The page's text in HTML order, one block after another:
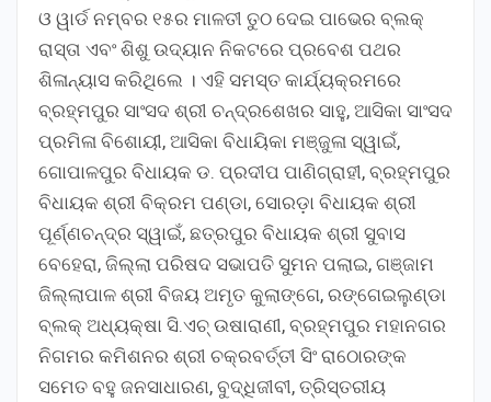
ଓ ୱାର୍ଡ ନମ୍ବର ୧୫ର ମାଳତୀ ତୁଠ ଦେଇ ପାଭେର ବ୍ଲକ୍‌
ରାସ୍ତା ଏବଂ ଶିଶୁ ଉଦ୍ୟାନ ନିକଟରେ ପ୍ରବେଶ ପଥର
ଶିଳାନ୍ୟାସ କରିଥିଲେ । ଏହି ସମସ୍ତ କାର୍ଯ୍ୟକ୍ରମରେ
ବ୍ରହ୍ମପୁର ସାଂସଦ ଶ୍ରୀ ଚନ୍ଦ୍ରଶେଖର ସାହୁ, ଆସିକା ସାଂସଦ
ପ୍ରମିଳା ବିଶୋୟୀ, ଆସିକା ବିଧାୟିକା ମଞ୍ଜୁଳା ସ୍ୱାଇଁ,
ଗୋପାଳପୁର ବିଧାୟକ ଡ. ପ୍ରଦୀପ ପାଣିଗ୍ରାହୀ, ବ୍ରହ୍ମପୁର
ବିଧାୟକ ଶ୍ରୀ ବିକ୍ରମ ପଣ୍ଡା, ସୋରଡ଼ା ବିଧାୟକ ଶ୍ରୀ
ପୂର୍ଣ୍ଣଚନ୍ଦ୍ର ସ୍ୱାଇଁ, ଛତ୍ରପୁର ବିଧାୟକ ଶ୍ରୀ ସୁବାସ
ବେହେରା, ଜିଲ୍ଲା ପରିଷଦ ସଭାପତି ସୁମନ ପଲାଇ, ଗଞ୍ଜାମ
ଜିଲ୍ଲାପାଳ ଶ୍ରୀ ବିଜୟ ଅମୃତ କୁଲାଙ୍ଗେ, ରଙ୍ଗେଇଲୁଣ୍ଡା
ବ୍ଲକ୍‌ ଅଧ୍ୟକ୍ଷା ସି.ଏଚ୍‌ ଉଷାରାଣୀ, ବ୍ରହ୍ମପୁର ମହାନଗର
ନିଗମର କମିଶନର ଶ୍ରୀ ଚକ୍ରବର୍ତ୍ତୀ ସିଂ ରାଠୋରଙ୍କ
ସମେତ ବହୁ ଜନସାଧାରଣ, ବୁଦ୍ଧିଜୀବୀ, ତ୍ରିସ୍ତରୀୟ